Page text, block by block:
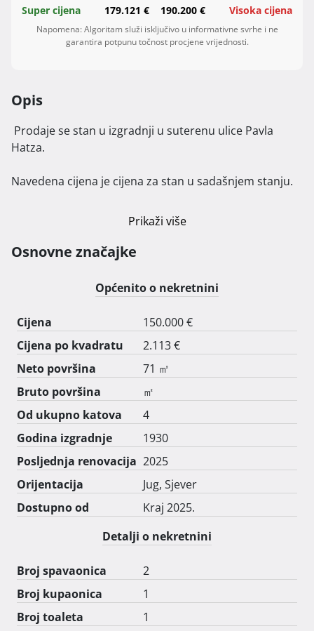
Super cijena 179.121 € 190.200 € Visoka cijena
Napomena: Algoritam služi isključivo u informativne svrhe i ne
garantira potpunu točnost procjene vrijednosti.
Opis
Hatza.
Navedena cijena je cijena za stan u sadašnjem stanju.
Stan će biti adaptiran, gdje će očekivano useljenje biti
Prikaži više
Osnovne značajke
Općenito o nekretnini
Cijena
150.000 €
Cijena po kvadratu
2.113 €
Neto površina
71 ㎡
Bruto površina
㎡
Od ukupno katova
4
Godina izgradnje
1930
Posljednja renovacija 2025
Orijentacija
Jug, Sjever
Dostupno od
Kraj 2025.
Detalji o nekretnini
Broj spavaonica
2
Broj kupaonica
1
Broj toaleta
1